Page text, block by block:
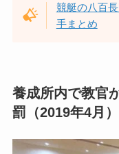
競艇の八百
手まとめ
養成所内で教官
罰（2019年4月）